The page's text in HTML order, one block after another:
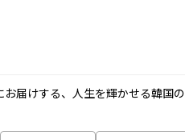
届けする、人生を輝かせる韓国の